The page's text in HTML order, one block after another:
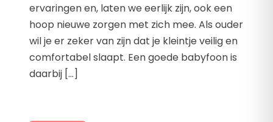
ervaringen en, laten we eerlijk zijn, ook een
hoop nieuwe zorgen met zich mee. Als ouder
wil je er zeker van zijn dat je kleintje veilig en
comfortabel slaapt. Een goede babyfoon is
daarbij […]